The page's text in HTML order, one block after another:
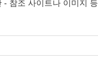
- 참조 사이트나 이미지 등